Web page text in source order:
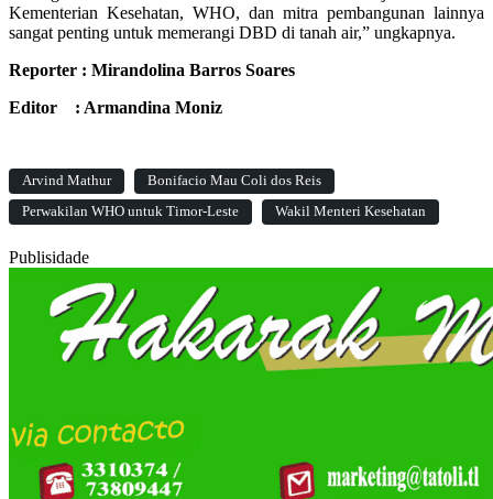
Kementerian Kesehatan, WHO, dan mitra pembangunan lainnya
sangat penting untuk memerangi DBD di tanah air,” ungkapnya.
Reporter : Mirandolina Barros Soares
Editor : Armandina Moniz
Arvind Mathur
Bonifacio Mau Coli dos Reis
Perwakilan WHO untuk Timor-Leste
Wakil Menteri Kesehatan
Publisidade